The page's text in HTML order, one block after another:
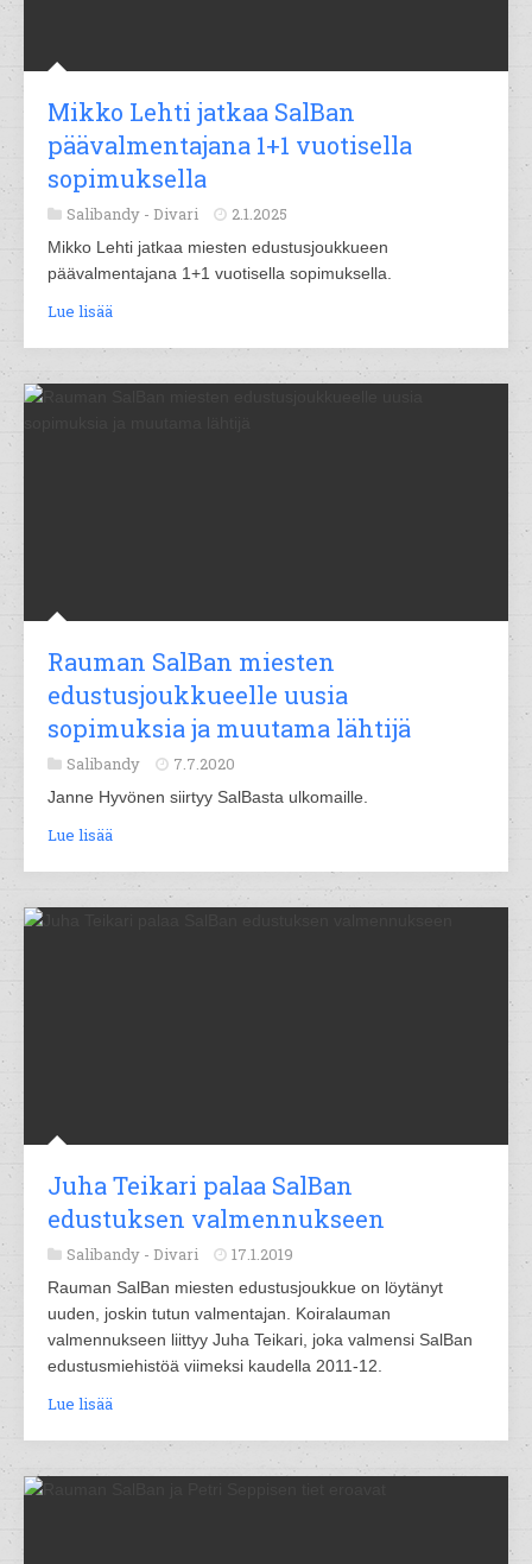
Mikko Lehti jatkaa SalBan
päävalmentajana 1+1 vuotisella
sopimuksella
Salibandy - Divari 2.1.2025
Mikko Lehti jatkaa miesten edustusjoukkueen
päävalmentajana 1+1 vuotisella sopimuksella.
Lue lisää
Rauman SalBan miesten
edustusjoukkueelle uusia
sopimuksia ja muutama lähtijä
Salibandy 7.7.2020
Janne Hyvönen siirtyy SalBasta ulkomaille.
Lue lisää
Juha Teikari palaa SalBan
edustuksen valmennukseen
Salibandy - Divari 17.1.2019
Rauman SalBan miesten edustusjoukkue on löytänyt
uuden, joskin tutun valmentajan. Koiralauman
valmennukseen liittyy Juha Teikari, joka valmensi SalBan
edustusmiehistöä viimeksi kaudella 2011-12.
Lue lisää